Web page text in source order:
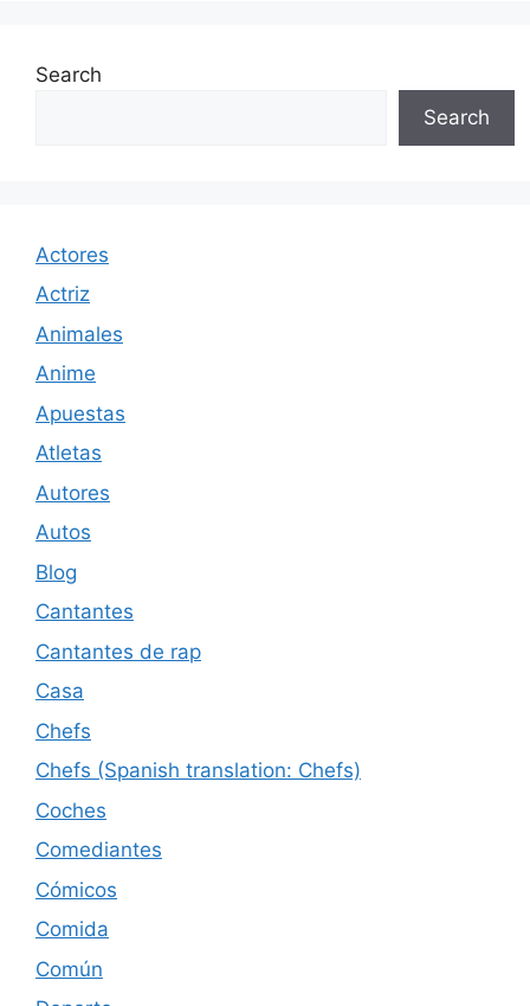
Search
Search
Actores
Actriz
Animales
Anime
Apuestas
Atletas
Autores
Autos
Blog
Cantantes
Cantantes de rap
Casa
Chefs
Chefs (Spanish translation: Chefs)
Coches
Comediantes
Cómicos
Comida
Común